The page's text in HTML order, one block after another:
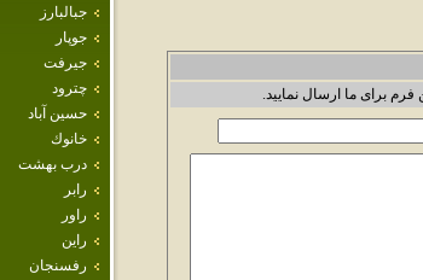
جبالبارز
جوپار
جيرفت
چترود
حسين آباد
خانوك
درب بهشت
رابر
راور
راين
رفسنجان
برای ما ارسال نمایید.